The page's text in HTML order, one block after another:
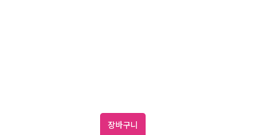
장바구니